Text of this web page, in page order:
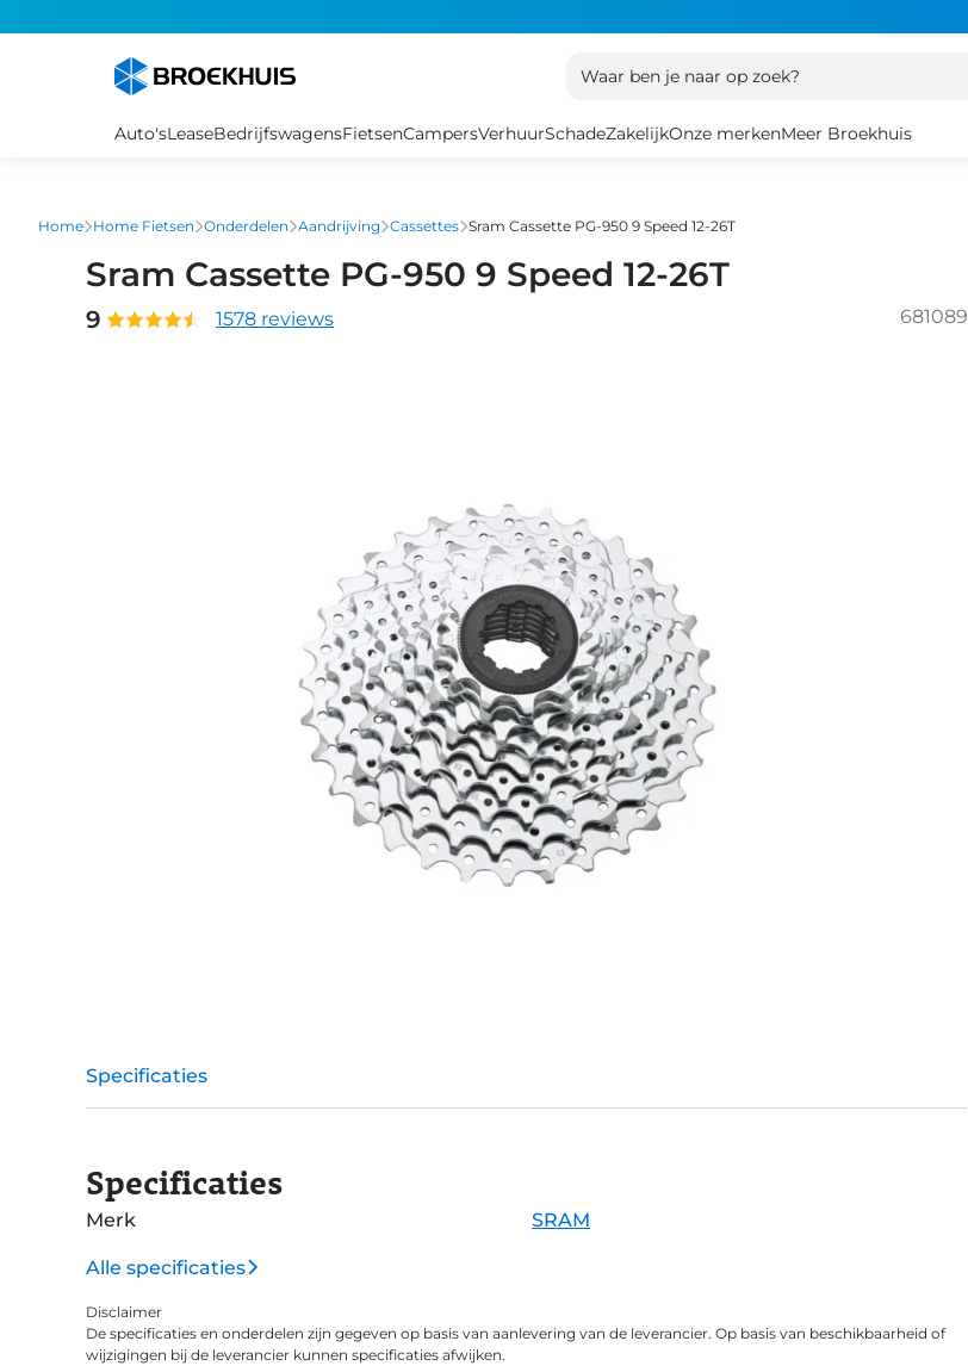
Waar ben je naar op zoek?
Auto'sLeaseBedrijfswagensFietsenCampersVerhuurSchadeZakelijkOnze merkenMeer Broekhuis
Home Home Fietsen Onderdelen Aandrijving Cassettes Sram Cassette PG-950 9 Speed 12-26T
Sram Cassette PG-950 9 Speed 12-26T
9 1578 reviews 681089
Specificaties
Specificaties
Merk SRAM
Alle specificaties
Disclaimer
De specificaties en onderdelen zijn gegeven op basis van aanlevering van de leverancier. Op basis van beschikbaarheid of
wijzigingen bij de leverancier kunnen specificaties afwijken.